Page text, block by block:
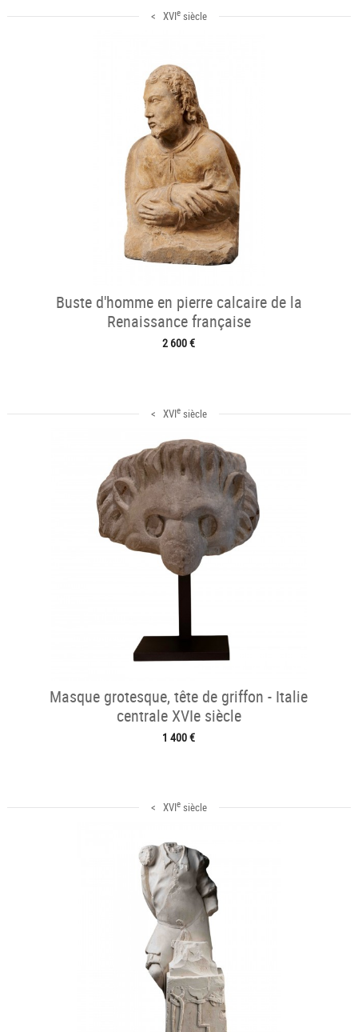
< XVIesiècle
Buste d'homme en pierre calcaire de la
Renaissance française
2 600 €
< XVIesiècle
Masque grotesque, tête de griffon - Italie
centrale XVIe siècle
1 400 €
< XVIesiècle